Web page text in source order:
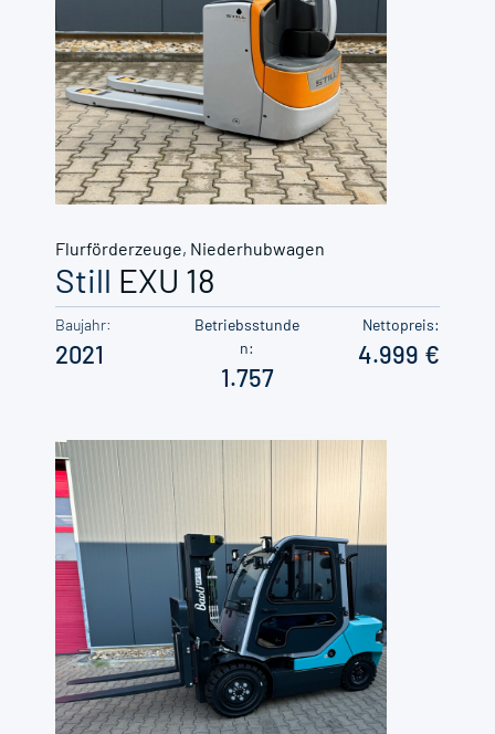
Flurförderzeuge, Niederhubwagen
Still EXU 18
Baujahr:
2021
Betriebsstunde
n:
1.757
Nettopreis:
4.999